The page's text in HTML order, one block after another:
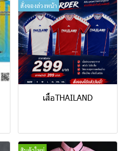
สั่งจองล่วงหน้า
เสื้อTHAILAND